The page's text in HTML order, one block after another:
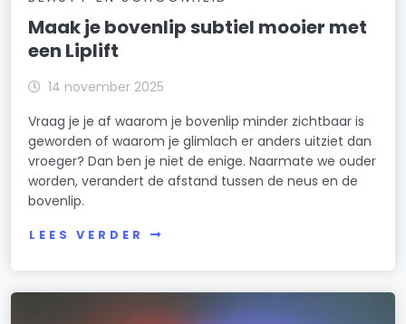
Maak je bovenlip subtiel mooier met
een Liplift
14 november 2025
Vraag je je af waarom je bovenlip minder zichtbaar is
geworden of waarom je glimlach er anders uitziet dan
vroeger? Dan ben je niet de enige. Naarmate we ouder
worden, verandert de afstand tussen de neus en de
bovenlip.
LEES VERDER